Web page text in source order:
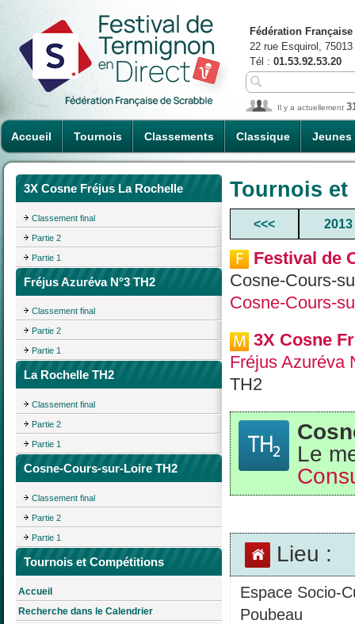
Accueil Tournois Classements Classique Jeunes
Fédération
22 rue Esquirol,
Tél : 01.53.92.53.20
Il y a actuellement
3X Cosne Fréjus La Rochelle
Classement final
Partie 2
Partie 1
Fréjus Azuréva N°3 TH2
Classement final
Partie 2
Partie 1
La Rochelle TH2
Classement final
Partie 2
Partie 1
Cosne-Cours-sur-Loire TH2
Classement final
Partie 2
Partie 1
Tournois et Compétitions
Accueil
Recherche dans le Calendrier
Tournois
<<< 2013
Festival de
Cosne-Cours-
Cosne-Cours-
3X Cosne
Fréjus Azuréva
TH2
Le
Lieu :
Espace Socio-
Poubeau